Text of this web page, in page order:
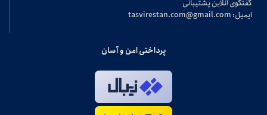
گفتگوی آنلاین پشتیبانی
ایمیل: tasvirestan.com@gmail.com
پرداختی امن و آسان